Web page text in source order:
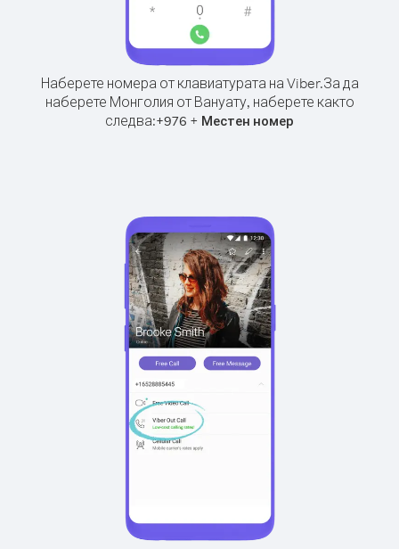
Наберете номера от клавиатурата на Viber.За да
наберете Монголия от Вануату, наберете както
следва:+976 + Местен номер